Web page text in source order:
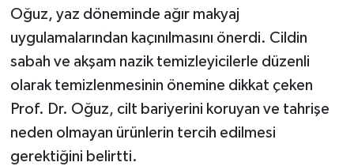
Oğuz, yaz döneminde ağır makyaj
uygulamalarından kaçınılmasını önerdi. Cildin
sabah ve akşam nazik temizleyicilerle düzenli
olarak temizlenmesinin önemine dikkat çeken
Prof. Dr. Oğuz, cilt bariyerini koruyan ve tahrişe
neden olmayan ürünlerin tercih edilmesi
gerektiğini belirtti.